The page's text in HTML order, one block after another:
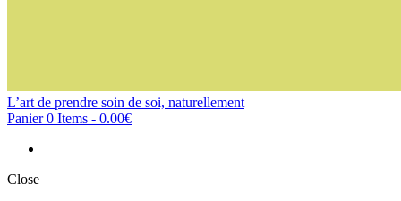
L’art de prendre soin de soi, naturellement
Panier 0 Items - 0.00€
Close